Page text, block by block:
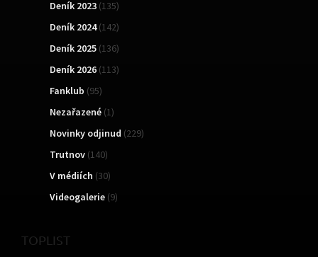
Deník 2023 (135)
Deník 2024(142)
Deník 2025 (136)
Deník 2026 (113)
Fanklub (95)
Nezařazené (1)
Novinky odjinud (229)
Trutnov (140)
V médiích (30)
Videogalerie (9)
TOPLIST